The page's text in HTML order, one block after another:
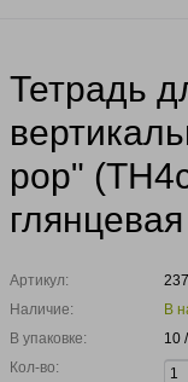
Тетрадь
pop"
Артикул:
Наличие:
В
В упаковке:
10
Кол-во: